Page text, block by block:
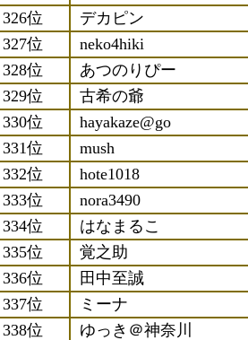
326位
デカピン
327位
neko4hiki
328位
あつのりぴー
329位
古希の爺
330位
hayakaze@go
331位
mush
332位
hote1018
333位
nora3490
334位
はなまるこ
335位
覚之助
336位
田中至誠
337位
ミーナ
338位
ゆっき＠神奈川